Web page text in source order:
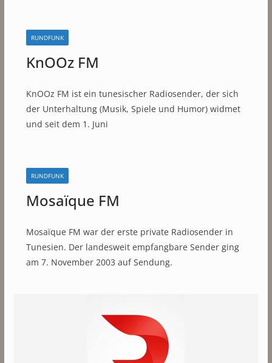
RUNDFUNK
KnOOz FM
KnOOz FM ist ein tunesischer Radiosender, der sich
der Unterhaltung (Musik, Spiele und Humor) widmet
und seit dem 1. Juni
RUNDFUNK
Mosaïque FM
Mosaïque FM war der erste private Radiosender in
Tunesien. Der landesweit empfangbare Sender ging
am 7. November 2003 auf Sendung.